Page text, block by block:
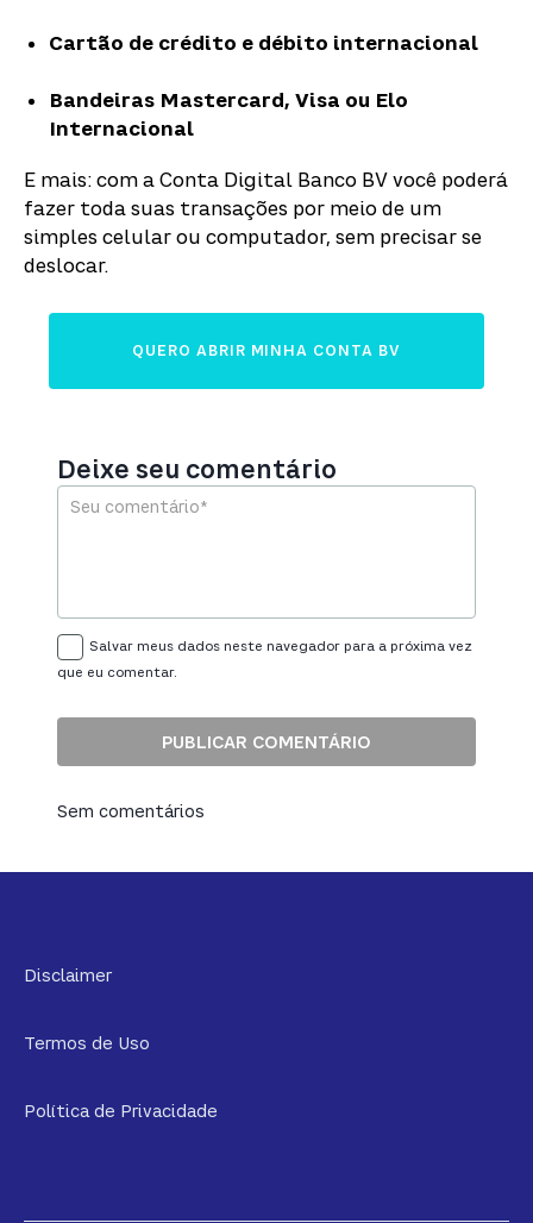
Cartão de crédito e débito internacional
Bandeiras Mastercard, Visa ou Elo
Internacional
E mais: com a Conta Digital Banco BV você poderá
fazer toda suas transações por meio de um
simples celular ou computador, sem precisar se
deslocar.
QUERO ABRIR MINHA CONTA BV
Deixe seu comentário
Salvar meus dados neste navegador para a próxima vez
que eu comentar.
Sem comentários
Disclaimer
Termos de Uso
Política de Privacidade